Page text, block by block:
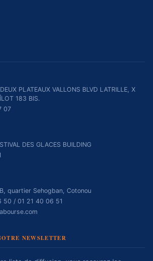
PLATEAUX VALLONS BLVD LATRILLE, X
183 BIS.
07
DES GLACES BUILDING
quartier Sehogban, Cotonou
50 / 01 21 40 06 51
NEWSLETTER